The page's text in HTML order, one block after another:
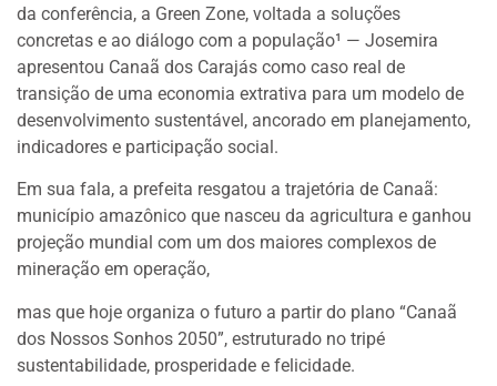
da conferência, a Green Zone, voltada a soluções
concretas e ao diálogo com a população¹ — Josemira
apresentou Canaã dos Carajás como caso real de
transição de uma economia extrativa para um modelo de
desenvolvimento sustentável, ancorado em planejamento,
indicadores e participação social.
Em sua fala, a prefeita resgatou a trajetória de Canaã:
município amazônico que nasceu da agricultura e ganhou
projeção mundial com um dos maiores complexos de
mineração em operação,
mas que hoje organiza o futuro a partir do plano “Canaã
dos Nossos Sonhos 2050”, estruturado no tripé
sustentabilidade, prosperidade e felicidade.